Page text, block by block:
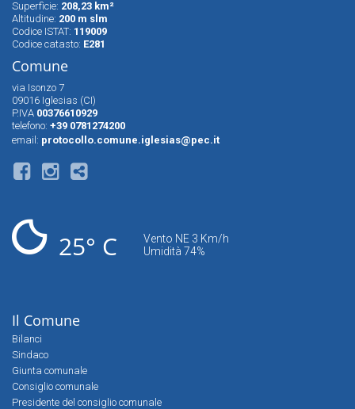
Superfìcie: 208,23 km²
Altitudine: 200 m slm
Codice ISTAT: 119009
Codice catasto: E281
Comune
via Isonzo 7
09016 Iglesias (CI)
P.IVA 00376610929
telefono: +39 0781274200
email: protocollo.comune.iglesias@pec.it
25° C
Vento NE 3 Km/h
Umidità 74%
Il Comune
Bilanci
Sindaco
Giunta comunale
Consiglio comunale
Presidente del consiglio comunale